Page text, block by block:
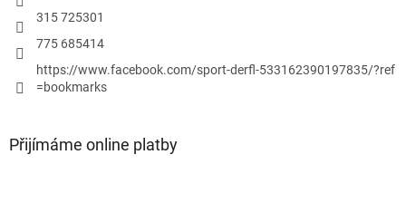
315 725301
775 685414
https://www.facebook.com/sport-derfl-533162390197835/?ref
=bookmarks
Přijímáme online platby